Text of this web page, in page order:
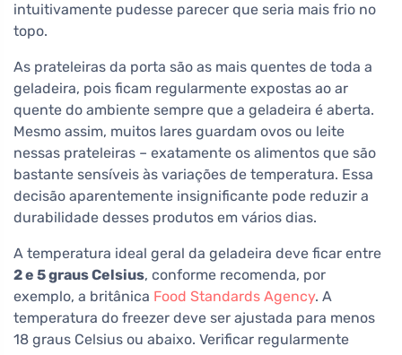
intuitivamente pudesse parecer que seria mais frio no
topo.
As prateleiras da porta são as mais quentes de toda a
geladeira, pois ficam regularmente expostas ao ar
quente do ambiente sempre que a geladeira é aberta.
Mesmo assim, muitos lares guardam ovos ou leite
nessas prateleiras – exatamente os alimentos que são
bastante sensíveis às variações de temperatura. Essa
decisão aparentemente insignificante pode reduzir a
durabilidade desses produtos em vários dias.
A temperatura ideal geral da geladeira deve ficar entre
2 e 5 graus Celsius, conforme recomenda, por
exemplo, a britânica Food Standards Agency. A
temperatura do freezer deve ser ajustada para menos
18 graus Celsius ou abaixo. Verificar regularmente